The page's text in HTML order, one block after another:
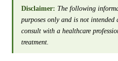
Disclaimer: The following
purposes only and is not intended
consult with a healthcare
treatment.